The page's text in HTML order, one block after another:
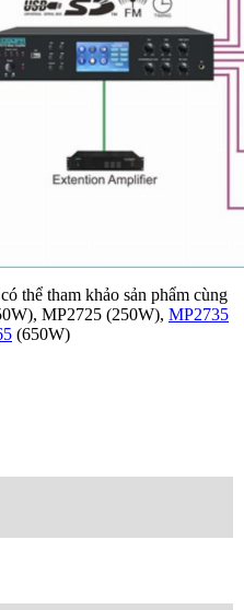
thể tham khảo sản phẩm cùng
MP2725 (250W), MP2735
(650W)